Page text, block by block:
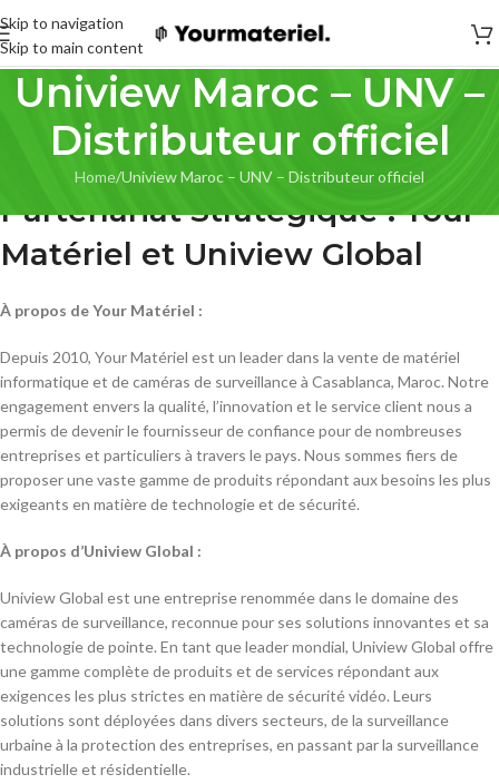
Skip to navigation
Skip to main content
Uniview Maroc – UNV –
Distributeur officiel
Home Uniview Maroc – UNV – Distributeur officiel
Partenariat Stratégique : Your
Matériel et Uniview Global
À propos de Your Matériel :
Depuis 2010, Your Matériel est un leader dans la vente de matériel
informatique et de caméras de surveillance à Casablanca, Maroc. Notre
engagement envers la qualité, l’innovation et le service client nous a
permis de devenir le fournisseur de confiance pour de nombreuses
entreprises et particuliers à travers le pays. Nous sommes fiers de
proposer une vaste gamme de produits répondant aux besoins les plus
exigeants en matière de technologie et de sécurité.
À propos d’Uniview Global :
Uniview Global est une entreprise renommée dans le domaine des
caméras de surveillance, reconnue pour ses solutions innovantes et sa
technologie de pointe. En tant que leader mondial, Uniview Global offre
une gamme complète de produits et de services répondant aux
exigences les plus strictes en matière de sécurité vidéo. Leurs
solutions sont déployées dans divers secteurs, de la surveillance
urbaine à la protection des entreprises, en passant par la surveillance
industrielle et résidentielle.